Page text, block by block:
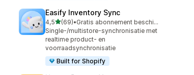
Easify Inventory Sync
4,5van 5 sterren
(69)
69 recensies in totaal
•
Gratis abonnement beschikbaar
Single-/multistore-synchronisatie met
realtime product- en
voorraadsynchronisatie
Built for Shopify